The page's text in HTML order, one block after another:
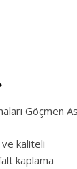
Göçmen
ve kaliteli
kaplama